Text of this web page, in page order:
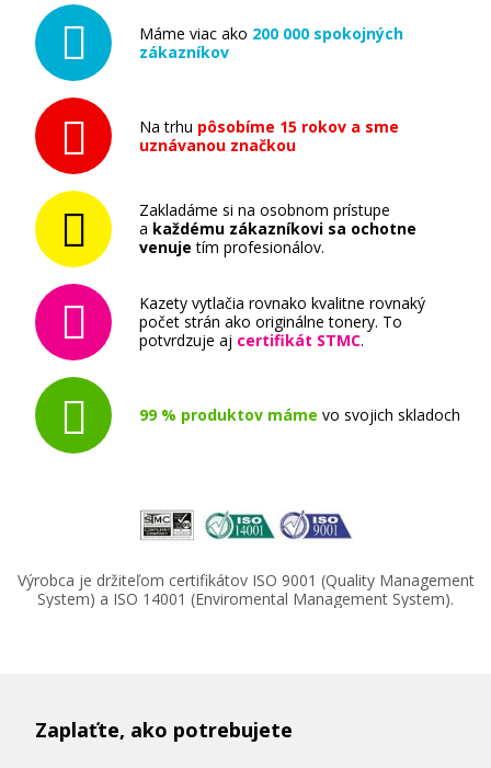
Máme viac ako 200 000 spokojných
zákazníkov
Na trhu pôsobíme 15 rokov a sme
uznávanou značkou
Zakladáme si na osobnom prístupe
a každému zákazníkovi sa ochotne
venuje tím profesionálov.
Kazety vytlačia rovnako kvalitne rovnaký
počet strán ako originálne tonery. To
potvrdzuje aj certifikát STMC.
99 % produktov máme vo svojich skladoch
Výrobca je držiteľom certifikátov ISO 9001 (Quality Management
System) a ISO 14001 (Enviromental Management System).
Zaplaťte, ako potrebujete